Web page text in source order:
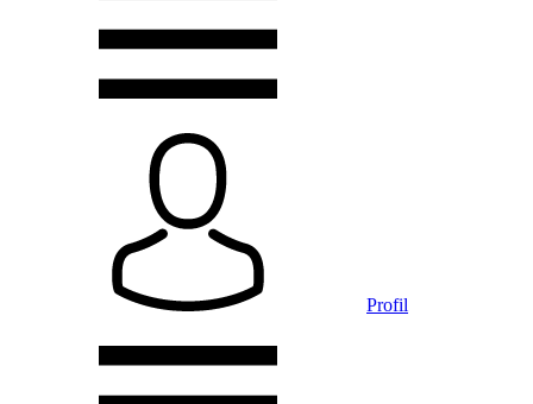
Profil